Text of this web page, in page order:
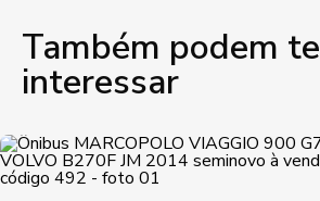
Também podem te
interessar